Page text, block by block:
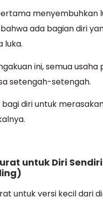
menyembuhkan
ada bagian diri
luka.
ini, semua
setengah-setengah.
bagi diri untuk
untuk Diri Sendiri
untuk versi kecil dari